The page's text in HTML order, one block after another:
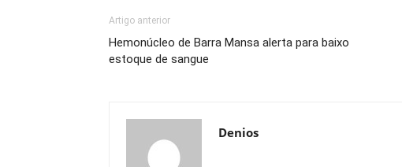
Artigo anterior
Hemonúcleo de Barra Mansa alerta para baixo
estoque de sangue
Denios